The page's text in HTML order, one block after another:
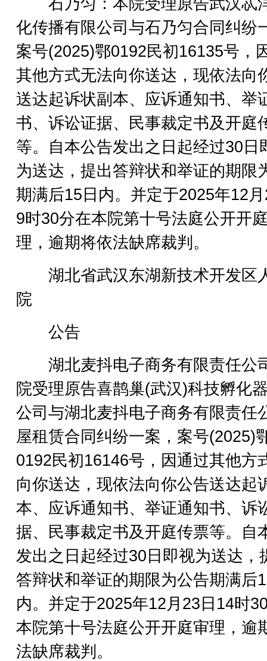
石乃匀：本院受理原告武汉忒
化传播有限公司与石乃匀合同纠纷
案号(2025)鄂0192民初16135号，
其他方式无法向你送达，现依法向
送达起诉状副本、应诉通知书、举
书、诉讼证据、民事裁定书及开庭
等。自本公告发出之日起经过30日
为送达，提出答辩状和举证的期限
期满后15日内。并定于2025年12
9时30分在本院第十号法庭公开开
理，逾期将依法缺席裁判。
湖北省武汉东湖新技术开发区
院
公告
湖北麦抖电子商务有限责任公
院受理原告喜鹊巢(武汉)科技孵化
公司与湖北麦抖电子商务有限责任
屋租赁合同纠纷一案，案号(2025)
0192民初16146号，因通过其他方
向你送达，现依法向你公告送达起
本、应诉通知书、举证通知书、诉
据、民事裁定书及开庭传票等。自
发出之日起经过30日即视为送达，
答辩状和举证的期限为公告期满后
内。并定于2025年12月23日14时
本院第十号法庭公开开庭审理，逾
法缺席裁判。